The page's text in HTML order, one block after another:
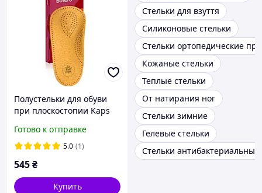
Полустельки для обуви
при плоскостопии Kaps
Готово к отправке
5.0 (1)
545₴
Купить
Стельки для взуття
Силиконовые стельки
Стельки ортопедические
Кожаные стельки
Теплые стельки
От натирания ног
Стельки зимние
Гелевые стельки
Стельки антибактериальные